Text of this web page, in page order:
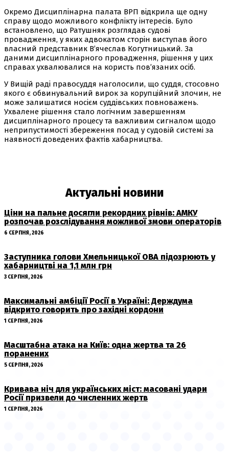
Окремо Дисциплінарна палата ВРП відкрила ще одну
справу щодо можливого конфлікту інтересів. Було
встановлено, що Ратушняк розглядав судові
провадження, у яких адвокатом сторін виступав його
власний представник В’ячеслав Когутницький. За
даними дисциплінарного провадження, рішення у цих
справах ухвалювалися на користь пов’язаних осіб.
У Вищій раді правосуддя наголосили, що суддя, стосовно
якого є обвинувальний вирок за корупційний злочин, не
може залишатися носієм суддівських повноважень.
Ухвалене рішення стало логічним завершенням
дисциплінарного процесу та важливим сигналом щодо
неприпустимості збереження посад у судовій системі за
наявності доведених фактів хабарництва.
Актуальні новини
Ціни на пальне досягли рекордних рівнів: АМКУ
розпочав розслідування можливої змови операторів
6 СЕРПНЯ, 2026
Заступника голови Хмельницької ОВА підозрюють у
хабарництві на 1,1 млн грн
3 СЕРПНЯ, 2026
Максимальні амбіції Росії в Україні: Держдума
відкрито говорить про західні кордони
1 СЕРПНЯ, 2026
Масштабна атака на Київ: одна жертва та 26
поранених
5 СЕРПНЯ, 2026
Кривава ніч для українських міст: масовані удари
Росії призвели до численних жертв
1 СЕРПНЯ, 2026